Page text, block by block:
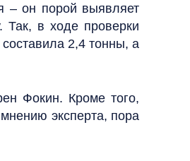
– он порой выявляет
Так, в ходе проверки
2,4 тонны, а
Фокин. Кроме того,
эксперта, пора